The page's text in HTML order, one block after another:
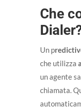
Che
Un p
che utilizza
un agente
chiamata.